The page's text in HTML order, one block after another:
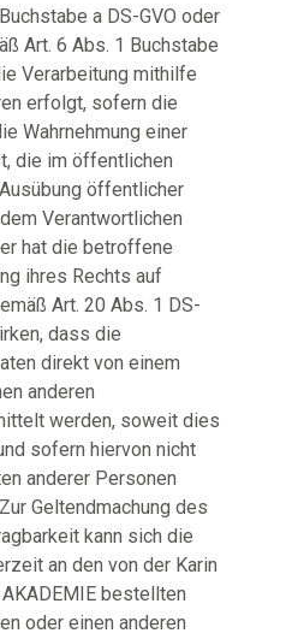
a DS-GVO oder
Art. 6 Abs. 1 Buchstabe
Verarbeitung mithilfe
erfolgt, sofern die
Wahrnehmung einer
die im öffentlichen
öffentlicher
Verantwortlichen
hat die betroffene
ihres Rechts auf
Art. 20 Abs. 1 DS-
dass die
direkt von einem
anderen
werden, soweit dies
sofern hiervon nicht
anderer Personen
Geltendmachung des
kann sich die
an den von der Karin
bestellten
oder einen anderen